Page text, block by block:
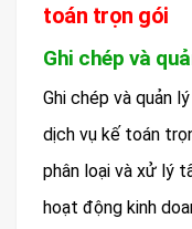
toán trọn gói
Ghi chép và
Ghi chép và quản
dịch vụ kế toán
phân loại và xử lý
hoạt động kinh